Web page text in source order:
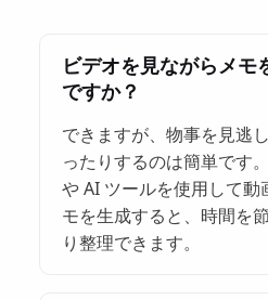
ビデオを見ながらメモ
ですか？
できますが、物事を見逃
ったりするのは簡単です
や AI ツールを使用して動
モを生成すると、時間を
り整理できます。